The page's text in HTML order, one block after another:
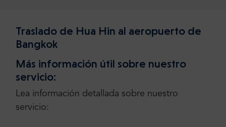
Traslado de Hua Hin al aeropuerto de
Bangkok
Más información útil sobre nuestro
servicio:
Lea información detallada sobre nuestro
servicio: